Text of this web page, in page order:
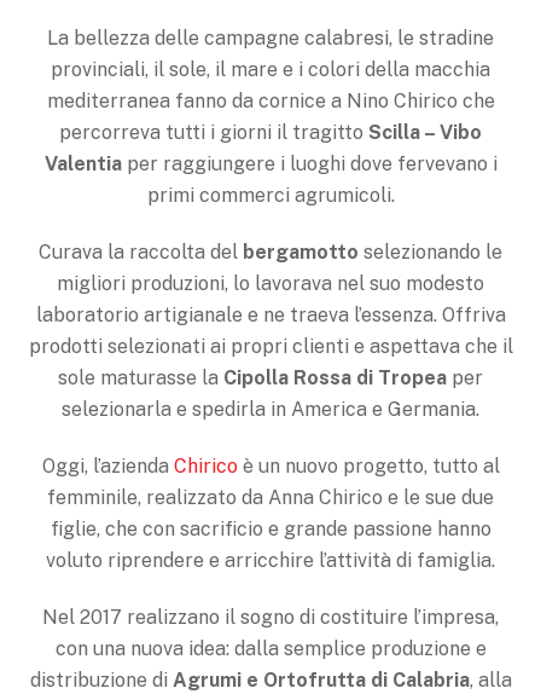
La bellezza delle campagne calabresi, le stradine
provinciali, il sole, il mare e i colori della macchia
mediterranea fanno da cornice a Nino Chirico che
percorreva tutti i giorni il tragitto Scilla – Vibo
Valentiaper raggiungere i luoghi dove fervevano i
primi commerci agrumicoli.
Curava la raccolta del bergamotto selezionando le
migliori produzioni, lo lavorava nel suo modesto
laboratorio artigianale e ne traeva l’essenza. Offriva
prodotti selezionati ai propri clienti e aspettava che il
sole maturasse la Cipolla Rossa di Tropea per
selezionarla e spedirla in America e Germania.
Oggi, l’azienda Chiricoè un nuovo progetto, tutto al
femminile, realizzato da Anna Chirico e le sue due
figlie, che con sacrificio e grande passione hanno
voluto riprendere e arricchire l’attività di famiglia.
Nel 2017 realizzano il sogno di costituire l’impresa,
con una nuova idea: dalla semplice produzione e
distribuzione di Agrumi e Ortofrutta di Calabria, alla